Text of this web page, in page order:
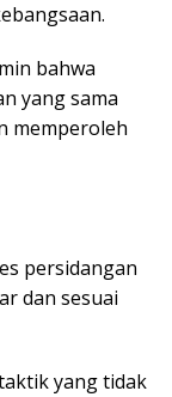
bahwa
yang sama
memperoleh
persidangan
dan sesuai
yang tidak